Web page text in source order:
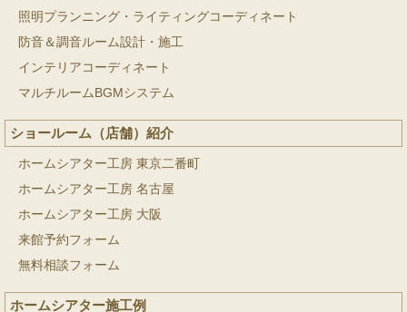
照明プランニング・ライティングコーディネート
防音＆調音ルーム設計・施工
インテリアコーディネート
マルチルームBGMシステム
ショールーム（店舗）紹介
ホームシアター工房 東京二番町
ホームシアター工房 名古屋
ホームシアター工房 大阪
来館予約フォーム
無料相談フォーム
ホームシアター施工例